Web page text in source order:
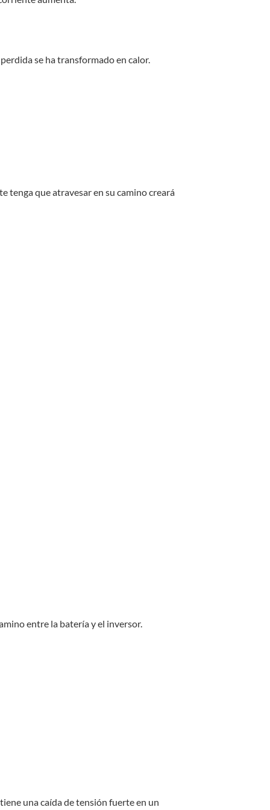
se ha transformado en calor.
tenga que atravesar en su camino creará
entre la batería y el inversor.
una caída de tensión fuerte en un